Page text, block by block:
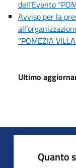
dell’Evento
Avviso per la
“POMEZIA
Ultimo
Quanto